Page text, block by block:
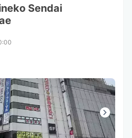
Sendai